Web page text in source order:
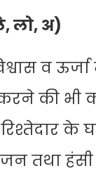
लो, अ)
व
की भी
तथा हंसी